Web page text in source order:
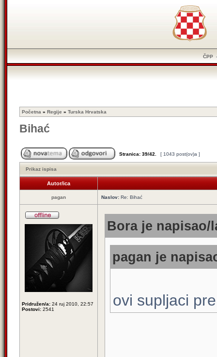
ČPP
Početna » Regije » Turska Hrvatska
Bihać
Stranica: 39/42 [ 1043 post(ov)a ]
Prikaz ispisa
Autor/ica
pagan Naslov: Re: Bihać
Pridružen/a: 24 ruj 2010, 22:57
Postovi: 2541
Bora je napisao/
pagan je
ovi supljaci